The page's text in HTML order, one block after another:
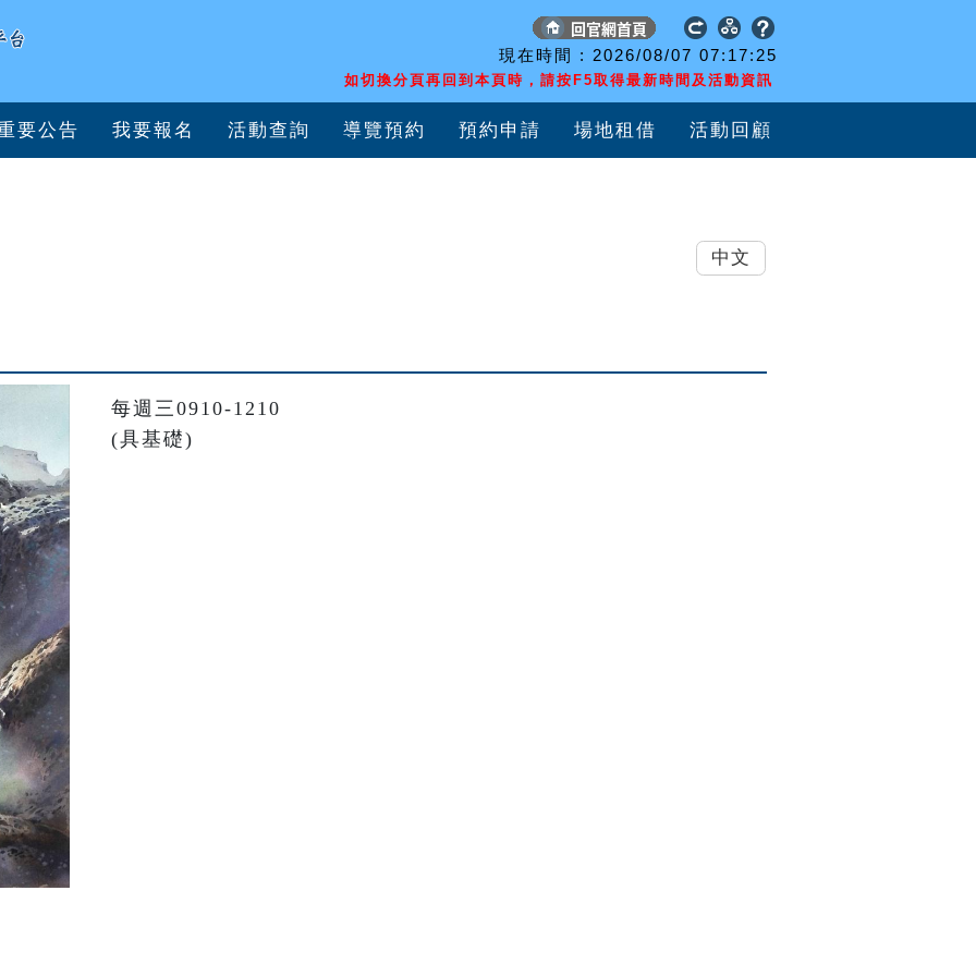
現在時間 : 2026/08/07 07:17:26
如切換分頁再回到本頁時，請按F5取得最新時間及活動資訊
要公告 我要報名 活動查詢 導覽預約 預約申請 場地租借 活動回顧
每週三0910-1210
(具基礎)